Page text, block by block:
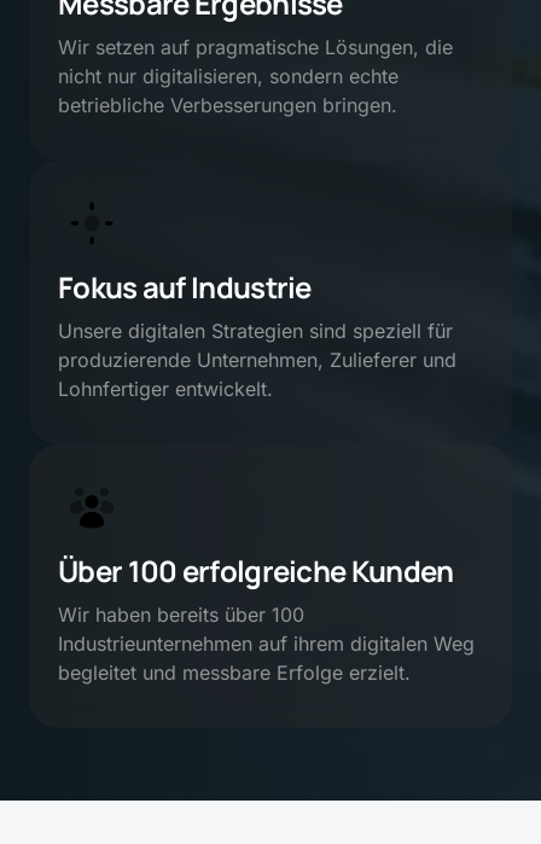
Wir setzen auf pragmatische Lösungen, die
nicht nur digitalisieren, sondern echte
betriebliche Verbesserungen bringen.
Fokus auf Industrie
Unsere digitalen Strategien sind speziell für
produzierende Unternehmen, Zulieferer und
Lohnfertiger entwickelt.
Über 100 erfolgreiche Kunden
Wir haben bereits über 100
Industrieunternehmen auf ihrem digitalen Weg
begleitet und messbare Erfolge erzielt.